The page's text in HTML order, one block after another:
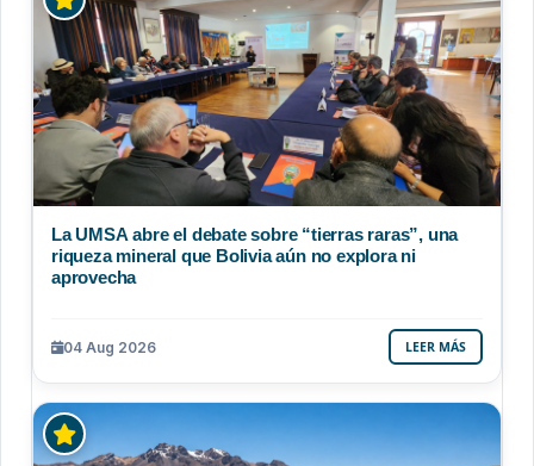
La UMSA abre el debate sobre “tierras raras”, una
riqueza mineral que Bolivia aún no explora ni
aprovecha
04 Aug 2026 LEER MÁS